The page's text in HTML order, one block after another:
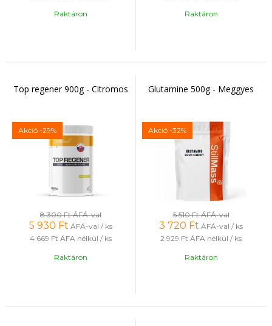
Raktáron Raktáron
Top regener 900g - Citromos
Akció -29%
8 300 FtÁFÁ-val
5 930 Ft ÁFÁ-val / ks
4 669 Ft ÁFA nélkül / ks
Raktáron
Glutamine 500g - Meggyes
Akció -32%
5 510 FtÁFÁ-val
3 720 Ft ÁFÁ-val / ks
2 929 Ft ÁFA nélkül / ks
Raktáron